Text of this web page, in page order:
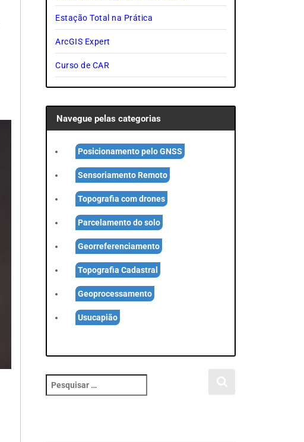
Estação Total na Prática
ArcGIS Expert
Curso de CAR
Navegue pelas categorias
Posicionamento pelo GNSS
Sensoriamento Remoto
Topografia com drones
Parcelamento do solo
Georreferenciamento
Topografia Cadastral
Geoprocessamento
Usucapião
e